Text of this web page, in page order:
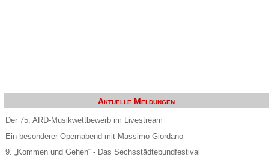
Aktuelle Meldungen
Der 75. ARD-Musikwettbewerb im Livestream
Ein besonderer Opernabend mit Massimo Giordano
9. „Kommen und Gehen“ - Das Sechsstädtebundfestival